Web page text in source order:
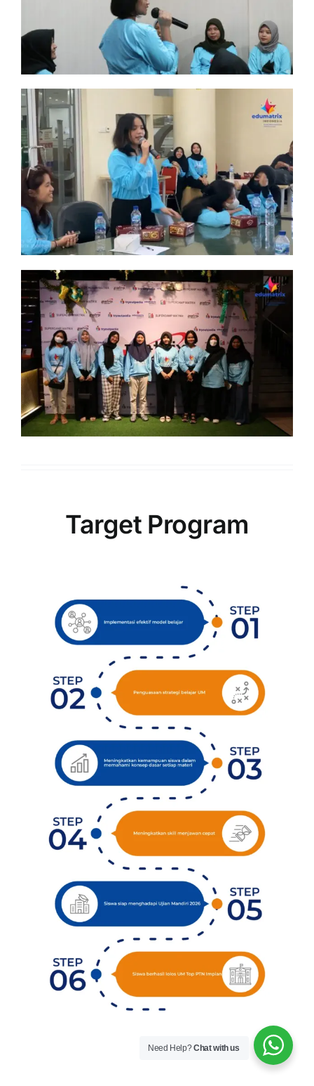
Target Program
Need Help?Chat with us